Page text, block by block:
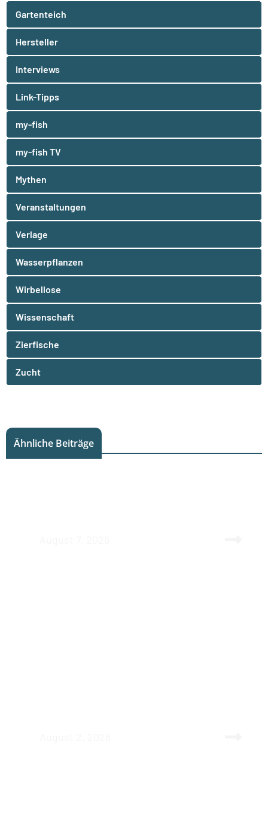
Gartenteich
Hersteller
Interviews
Link-Tipps
my-fish
my-fish TV
Mythen
Veranstaltungen
Verlage
Wasserpflanzen
Wirbellose
Wissenschaft
Zierfische
Zucht
Ähnliche Beiträge